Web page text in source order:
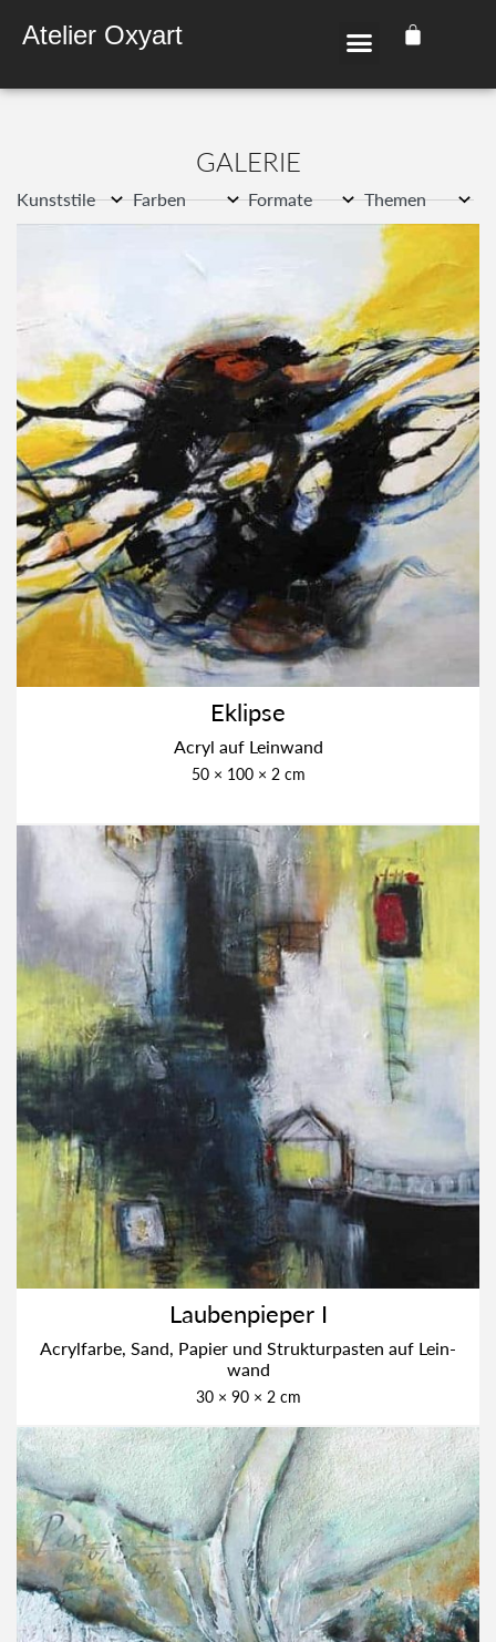
Atelier Oxyart
GALE­RIE
Kunststile Farben Formate Themen
Eklip­se
Acryl auf Lein­wand
50 × 100 × 2 cm
Lau­ben­pie­per I
Acryl­far­be, Sand, Papier und Struk­tur­pas­ten auf Lein­
wand
30 × 90 × 2 cm